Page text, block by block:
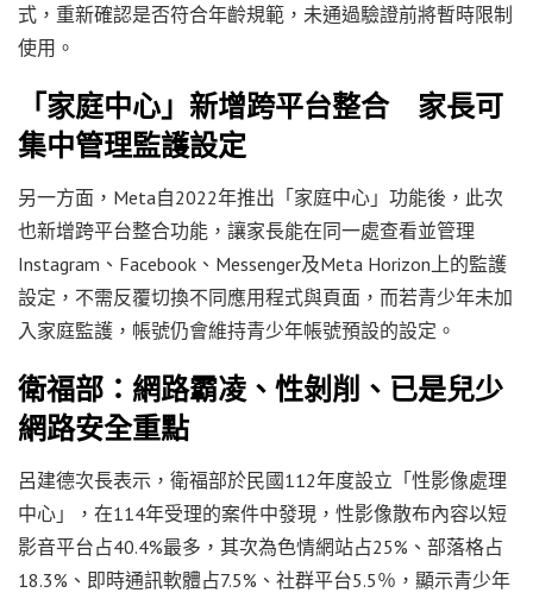
式，重新確認是否符合年齡規範，未通過驗證前將暫時限制
使用。
「家庭中心」新增跨平台整合 家長可
集中管理監護設定
另一方面，Meta自2022年推出「家庭中心」功能後，此次
也新增跨平台整合功能，讓家長能在同一處查看並管理
Instagram、Facebook、Messenger及Meta Horizon上的監護
設定，不需反覆切換不同應用程式與頁面，而若青少年未加
入家庭監護，帳號仍會維持青少年帳號預設的設定。
衛福部：網路霸凌、性剝削、已是兒少
網路安全重點
呂建德次長表示，衛福部於民國112年度設立「性影像處理
中心」，在114年受理的案件中發現，性影像散布內容以短
影音平台占40.4%最多，其次為色情網站占25%、部落格占
18.3%、即時通訊軟體占7.5%、社群平台5.5％，顯示青少年